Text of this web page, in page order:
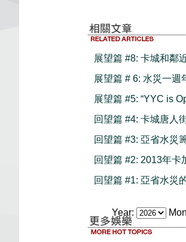
展望篇 #8: 卡城和鄰
展望篇 # 6: 水災一週
展望篇 #5: “YYC is
回望篇 #4: 卡城唐人
回望篇 #3: 亞省水災
回望篇 #2: 2013年卡
回望篇 #1: 亞省水災
Year: